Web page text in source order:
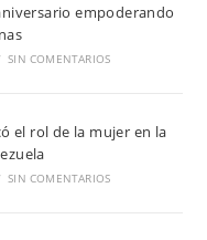
empoderando
SIN COMENTARIOS
el rol de la mujer en la
SIN COMENTARIOS